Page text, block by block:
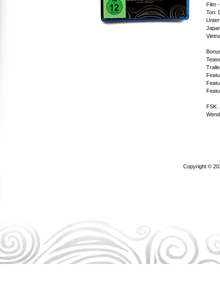
Film
Ton:
FSK:
Copyright ©